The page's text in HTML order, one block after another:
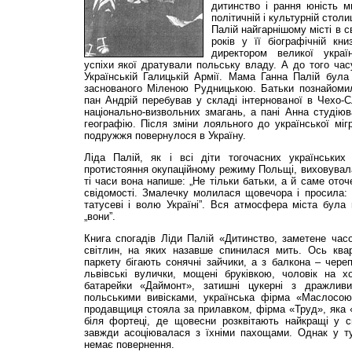
дитинство і рання юність
політичній і культурній
Палій найгарнішому місті в
років у її біографічній
директором великої
успіхи якої дратували польську владу. А до того
Українській Галицькій Армії. Мама Ганна Палій
заснованого Міленою Рудницькою. Батьки
пан Андрій перебував у складі інтернованої в Чехо-
національно-визвольних змагань, а пані Анна
географію. Після зміни лояльного до української
подружжя повернулося в Україну.
Ліда Палій, як і всі діти тогочасних
протистояння окупаційному режиму Польщі,
ті часи вона напише: „Не тільки батьки, а й саме
свідомості. Змалечку молилася щовечора і
татусеві і волю Україні”. Вся атмосфера міста
„вони”.
Книга спогадів Ліди Палій «Дитинство, заметене
світлин, на яких назавше спинилася мить. Ось
паркету бігають сонячні зайчики, а з балкона –
львівські вулички, мощені бруківкою, чоловік на
батарейки «Даймонт», затишні цукерні з
польськими вивісками, українська фірма
продавщиця стояла за прилавком, фірма «Труд», яка
біля фортеці, де щовесни розквітають найкращі у
завжди асоціювалася з їхніми пахощами. Однак у
немає повернення.